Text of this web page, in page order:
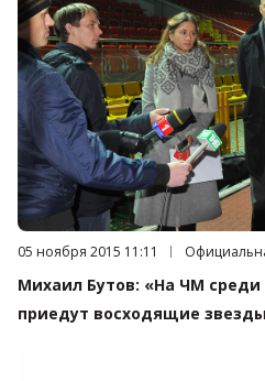
Дата публикации:
05 ноября 2015 11:11 Категория:
Михаил Бутов: «На ЧМ среди
приедут восходящие